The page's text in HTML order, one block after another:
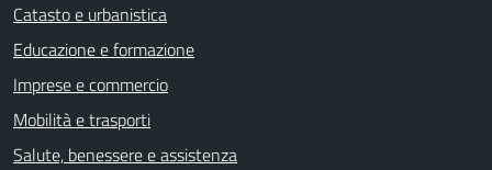
Catasto e urbanistica
Educazione e formazione
Imprese e commercio
Mobilità e trasporti
Salute, benessere e assistenza